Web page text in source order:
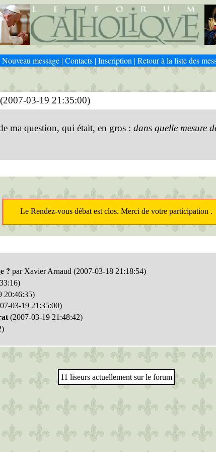
Nouveau message| Contacts| Inscription | Retour à la liste des
03-19 21:35:00)
ma question, qui était, en gros : dans quelle mesure
Le Rendez-vous débat est clos. Merci de votre participation .
? par Xavier Arnaud (2007-03-18 21:18:54)
20:46:35)
03-19 21:35:00)
(2007-03-19 21:48:42)
11 liseurs actuellement sur le forum